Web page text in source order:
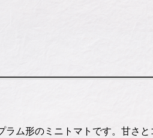
ラム形のミニトマトです。甘さと